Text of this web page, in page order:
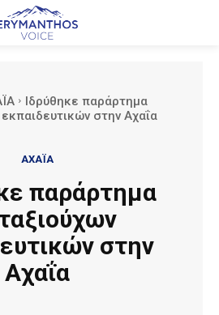
Ιδρύθηκε παράρτημα
στην Αχαΐα
ΑΧΑΪΑ
παράρτημα
στην
Αχαΐα